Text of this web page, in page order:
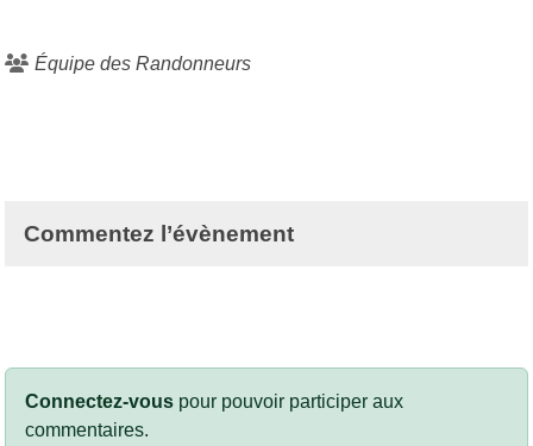
Équipe des Randonneurs
Commentez l’évènement
Connectez-vous pour pouvoir participer aux
commentaires.